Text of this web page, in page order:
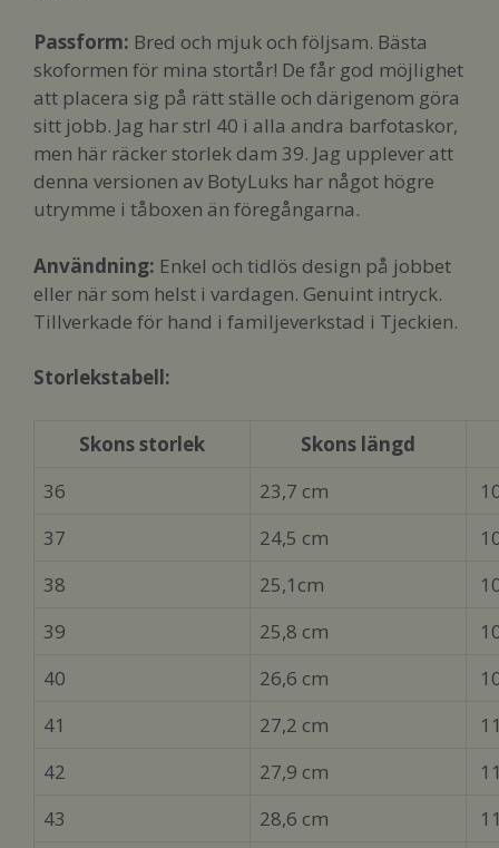
Passform: Bred och mjuk och följsam. Bästa
skoformen för mina stortår! De får god möjlighet
att placera sig på rätt ställe och därigenom göra
sitt jobb. Jag har strl 40 i alla andra barfotaskor,
men här räcker storlek dam 39. Jag upplever att
denna versionen av BotyLuks har något högre
utrymme i tåboxen än föregångarna.
Användning: Enkel och tidlös design på jobbet
eller när som helst i vardagen. Genuint intryck.
Tillverkade för hand i familjeverkstad i Tjeckien.
Storlekstabell:
Skons storlek
Skons längd
36
23,7 cm
37
24,5 cm
38
25,1cm
39
25,8 cm
40
26,6 cm
41
27,2 cm
42
27,9 cm
43
28,6 cm